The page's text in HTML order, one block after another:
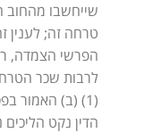
שייחשבו מהחוב
טרחה זה; לענין
הפרשי הצמדה,
לרבות שכר
(1) (ב) האמור
הדין נקט